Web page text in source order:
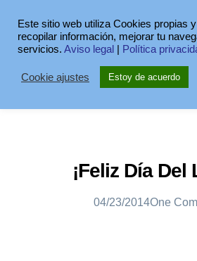
¡Feliz Día Del
04/23/2014One
Este sitio web utiliza Cookies propias
recopilar información, mejorar tu
servicios. Aviso legal Política
Cookie ajustes Estoy de acuerdo